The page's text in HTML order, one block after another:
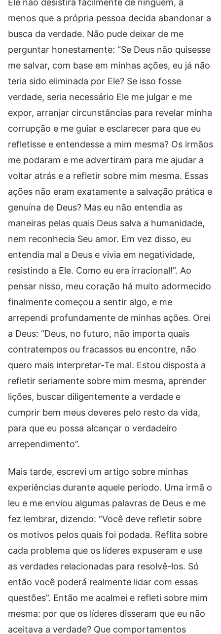
menos que a própria pessoa decida abandonar a
busca da verdade. Não pude deixar de me
perguntar honestamente: “Se Deus não quisesse
me salvar, com base em minhas ações, eu já não
teria sido eliminada por Ele? Se isso fosse
verdade, seria necessário Ele me julgar e me
expor, arranjar circunstâncias para revelar minha
corrupção e me guiar e esclarecer para que eu
refletisse e entendesse a mim mesma? Os irmãos
me podaram e me advertiram para me ajudar a
voltar atrás e a refletir sobre mim mesma. Essas
ações não eram exatamente a salvação prática e
genuína de Deus? Mas eu não entendia as
maneiras pelas quais Deus salva a humanidade,
nem reconhecia Seu amor. Em vez disso, eu
entendia mal a Deus e vivia em negatividade,
resistindo a Ele. Como eu era irracional!”. Ao
pensar nisso, meu coração há muito adormecido
finalmente começou a sentir algo, e me
arrependi profundamente de minhas ações. Orei
a Deus: “Deus, no futuro, não importa quais
contratempos ou fracassos eu encontre, não
quero mais interpretar-Te mal. Estou disposta a
refletir seriamente sobre mim mesma, aprender
lições, buscar diligentemente a verdade e
cumprir bem meus deveres pelo resto da vida,
para que eu possa alcançar o verdadeiro
arrependimento”.
Mais tarde, escrevi um artigo sobre minhas
experiências durante aquele período. Uma irmã o
leu e me enviou algumas palavras de Deus e me
fez lembrar, dizendo: “Você deve refletir sobre
os motivos pelos quais foi podada. Reflita sobre
cada problema que os líderes expuseram e use
as verdades relacionadas para resolvê-los. Só
então você poderá realmente lidar com essas
questões”. Então me acalmei e refleti sobre mim
mesma: por que os líderes disseram que eu não
aceitava a verdade? Que comportamentos